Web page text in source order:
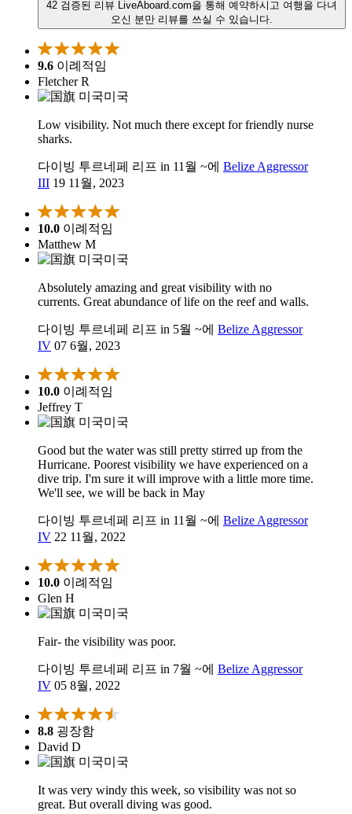
42 검증된 리뷰 LiveAboard.com을 통해 예약하시고 여행을 다녀
오신 분만 리뷰를 쓰실 수 있습니다.
9.6 이례적임
Fletcher R
미국
Low visibility. Not much there except for friendly nurse
sharks.
다이빙 투르네페 리프 in 11월 ~에 Belize Aggressor
III 19 11월, 2023
10.0 이례적임
Matthew M
미국
Absolutely amazing and great visibility with no
currents. Great abundance of life on the reef and walls.
다이빙 투르네페 리프 in 5월 ~에 Belize Aggressor
IV 07 6월, 2023
10.0 이례적임
Jeffrey T
미국
Good but the water was still pretty stirred up from the
Hurricane. Poorest visibility we have experienced on a
dive trip. I'm sure it will improve with a little more time.
We'll see, we will be back in May
다이빙 투르네페 리프 in 11월 ~에 Belize Aggressor
IV 22 11월, 2022
10.0 이례적임
Glen H
미국
Fair- the visibility was poor.
다이빙 투르네페 리프 in 7월 ~에 Belize Aggressor
IV 05 8월, 2022
8.8 굉장함
David D
미국
It was very windy this week, so visibility was not so
great. But overall diving was good.